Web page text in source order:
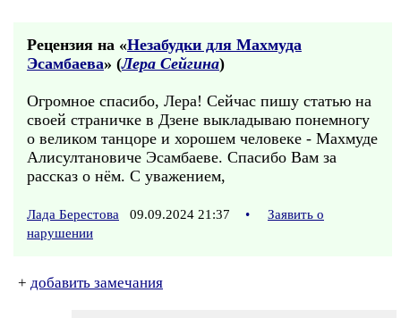
Рецензия на «Незабудки для Махмуда
Эсамбаева» (Лера Сейгина)
Огромное спасибо, Лера! Сейчас пишу статью на
своей страничке в Дзене выкладываю понемногу
о великом танцоре и хорошем человеке - Махмуде
Алисултановиче Эсамбаеве. Спасибо Вам за
рассказ о нём. С уважением,
Лада Берестова 09.09.2024 21:37 •
Заявить о
нарушении
+ добавить замечания